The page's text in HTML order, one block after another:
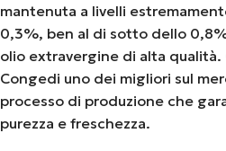
mantenuta a livelli
0,3%, ben al di sotto dello
olio extravergine di alta qualità.
Congedi uno dei migliori sul
processo di produzione che
purezza e freschezza.